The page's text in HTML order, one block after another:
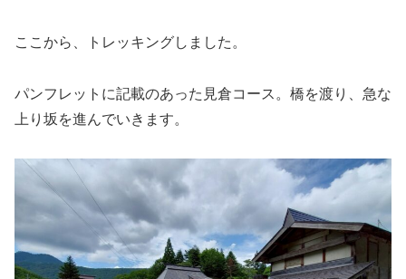
ここから、トレッキングしました。
パンフレットに記載のあった見倉コース。橋を渡り、急な
上り坂を進んでいきます。